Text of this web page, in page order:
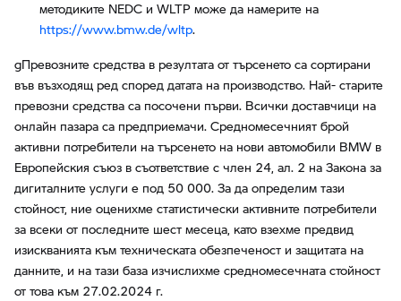
методиките NEDC и WLTP може да намерите на
https://www.bmw.de/wltp.
gПревозните средства в резултата от търсенето са сортирани
във възходящ ред според датата на производство. Най- старите
превозни средства са посочени първи. Всички доставчици на
онлайн пазара са предприемачи. Средномесечният брой
активни потребители на търсенето на нови автомобили BMW в
Европейския съюз в съответствие с член 24, ал. 2 на Закона за
дигиталните услуги е под 50 000. За да определим тази
стойност, ние оценихме статистически активните потребители
за всеки от последните шест месеца, като взехме предвид
изискванията към техническата обезпеченост и защитата на
данните, и на тази база изчислихме средномесечната стойност
от това към 27.02.2024 г.